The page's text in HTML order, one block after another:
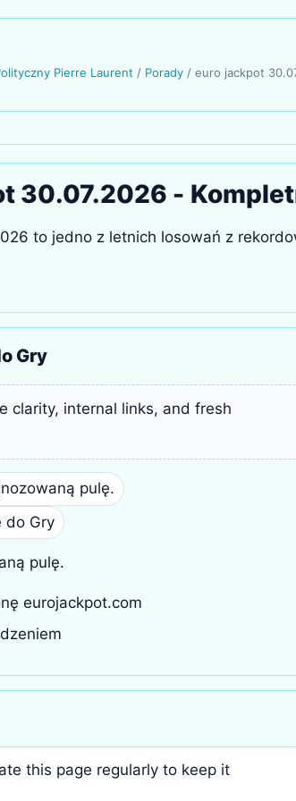
Pierre Laurent / Porady / euro jackpot
30.07.2026 -
to jedno z letnich losowań z
Gry
clarity, internal links, and fresh
pulę.
do Gry
pulę.
eurojackpot.com
this page regularly to keep it